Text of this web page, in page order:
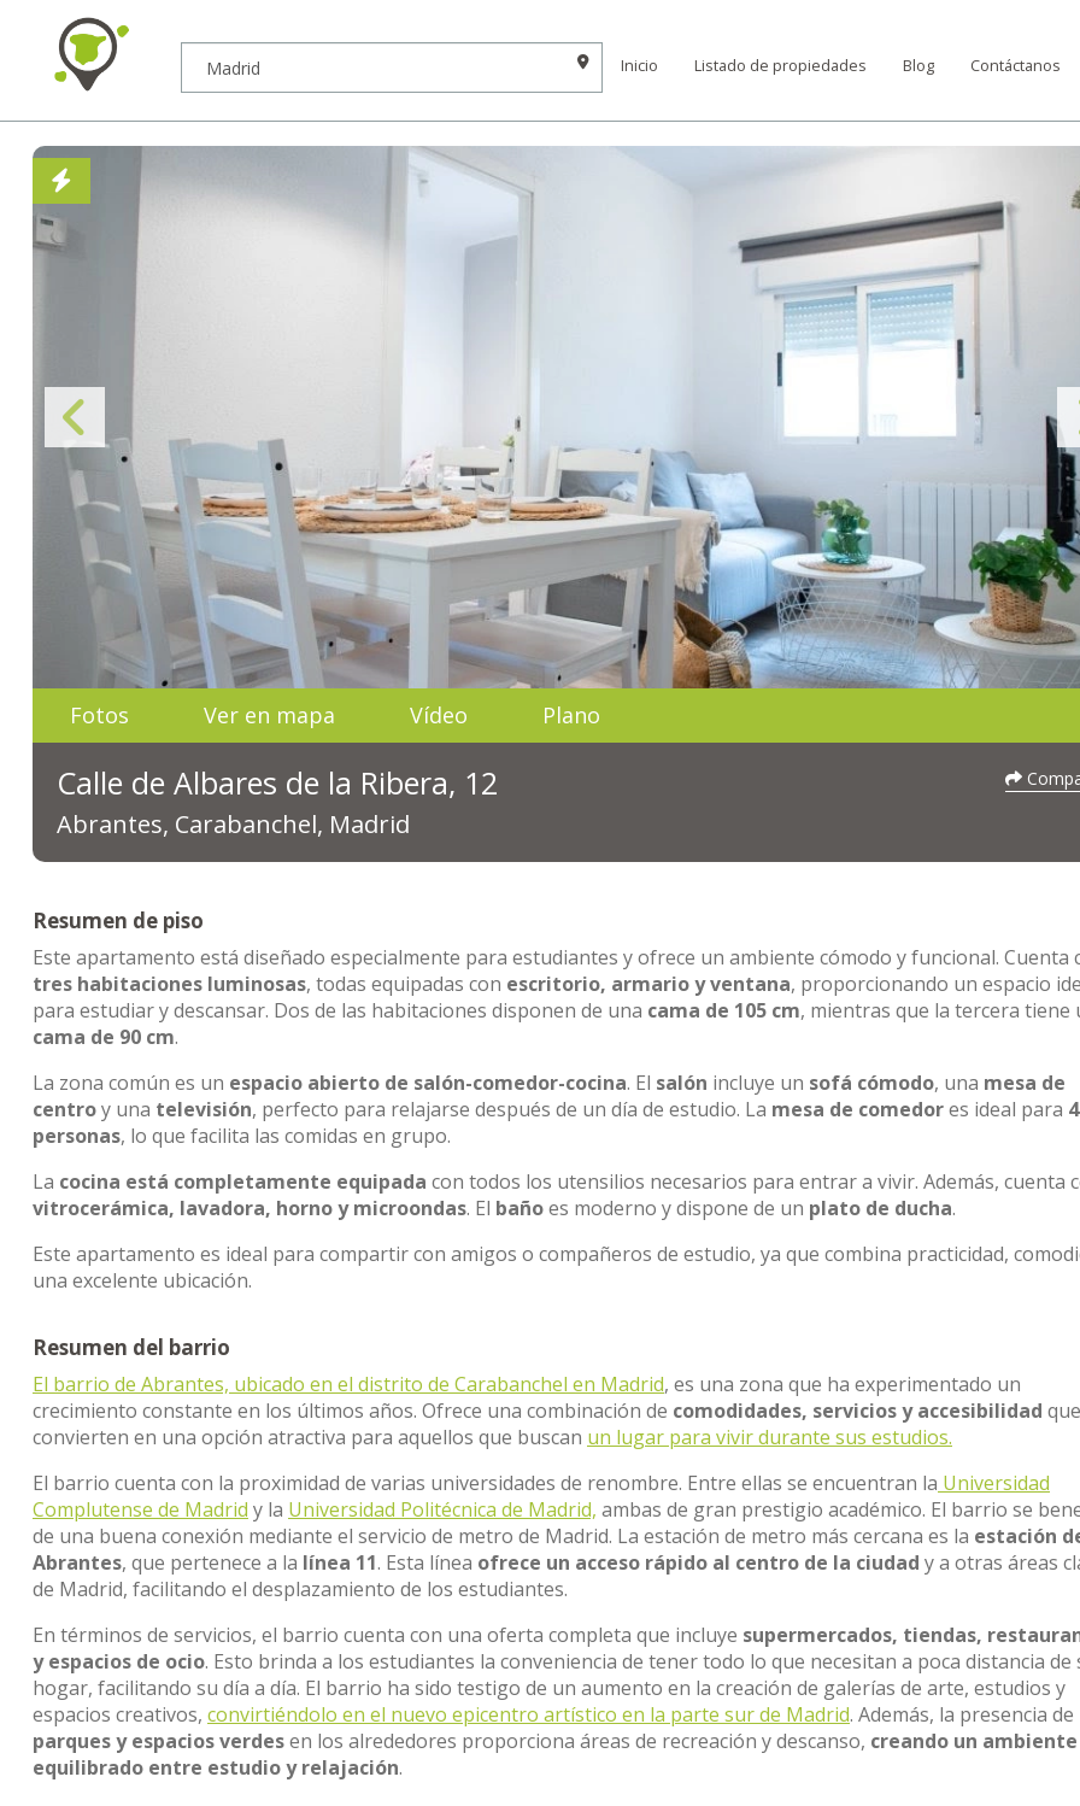
Inicio Listado de propiedades Blog Contáctanos
Fotos Ver en mapa Vídeo Plano
Calle de Albares de la Ribera, 12
Abrantes, Carabanchel, Madrid
Resumen de piso
Este apartamento está diseñado especialmente para estudiantes y ofrece un ambiente cómodo y funcional. Cuenta
tres habitaciones luminosas, todas equipadas con escritorio, armario y ventana, proporcionando un espacio
para estudiar y descansar. Dos de las habitaciones disponen de una cama de 105 cm, mientras que la tercera tiene
cama de 90 cm.
La zona común es un espacio abierto de salón-comedor-cocina. El salón incluye un sofá cómodo, una mesa de
centroy una televisión, perfecto para relajarse después de un día de estudio. La mesa de comedores ideal para 4
personas, lo que facilita las comidas en grupo.
La cocina está completamente equipada con todos los utensilios necesarios para entrar a vivir. Además, cuenta
vitrocerámica, lavadora, horno y microondas. El bañoes moderno y dispone de un plato de ducha.
Este apartamento es ideal para compartir con amigos o compañeros de estudio, ya que combina practicidad,
una excelente ubicación.
Resumen del barrio
El barrio de Abrantes, ubicado en el distrito de Carabanchel en Madrid, es una zona que ha experimentado un
crecimiento constante en los últimos años. Ofrece una combinación de comodidades, servicios y accesibilidad
convierten en una opción atractiva para aquellos que buscan un lugar para vivir durante sus estudios.
El barrio cuenta con la proximidad de varias universidades de renombre. Entre ellas se encuentran la Universidad
Complutense de Madrid y la Universidad Politécnica de Madrid, ambas de gran prestigio académico. El barrio se
de una buena conexión mediante el servicio de metro de Madrid. La estación de metro más cercana es la estación
Abrantes, que pertenece a la línea 11. Esta línea ofrece un acceso rápido al centro de la ciudad y a otras áreas
de Madrid, facilitando el desplazamiento de los estudiantes.
En términos de servicios, el barrio cuenta con una oferta completa que incluye supermercados, tiendas,
y espacios de ocio. Esto brinda a los estudiantes la conveniencia de tener todo lo que necesitan a poca distancia de
hogar, facilitando su día a día. El barrio ha sido testigo de un aumento en la creación de galerías de arte, estudios y
espacios creativos, convirtiéndolo en el nuevo epicentro artístico en la parte sur de Madrid. Además, la presencia de
parques y espacios verdesen los alrededores proporciona áreas de recreación y descanso, creando un ambiente
equilibrado entre estudio y relajación.